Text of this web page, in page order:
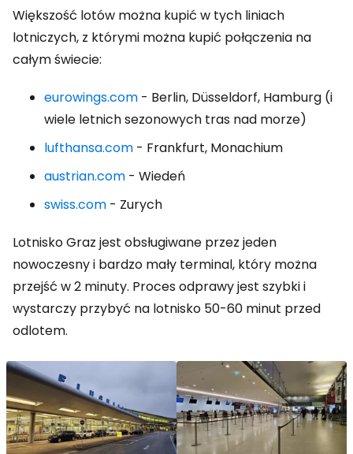
Większość lotów można kupić w tych liniach
lotniczych, z którymi można kupić połączenia na
całym świecie:
eurowings.com - Berlin, Düsseldorf, Hamburg (i
wiele letnich sezonowych tras nad morze)
lufthansa.com - Frankfurt, Monachium
austrian.com - Wiedeń
swiss.com - Zurych
Lotnisko Graz jest obsługiwane przez jeden
nowoczesny i bardzo mały terminal, który można
przejść w 2 minuty. Proces odprawy jest szybki i
wystarczy przybyć na lotnisko 50-60 minut przed
odlotem.